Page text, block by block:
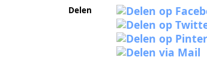
Delen